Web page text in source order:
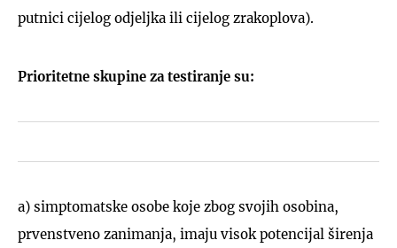
putnici cijelog odjeljka ili cijelog zrakoplova).
Prioritetne skupine za testiranje su:
a) simptomatske osobe koje zbog svojih osobina,
prvenstveno zanimanja, imaju visok potencijal širenja